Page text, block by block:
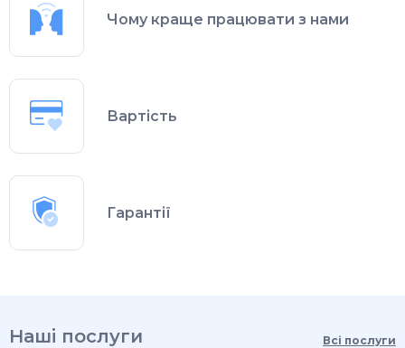
Чому краще працювати з нами
Вартість
Гарантії
Наші послуги Всі послуги